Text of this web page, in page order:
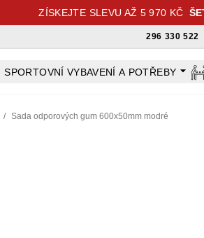
ZÍSKEJTE SLEVU AŽ 5 970 KČ
296 330 522
SPORTOVNÍ VYBAVENÍ A POTŘEBY
/ Sada odporových gum 600x50mm modré